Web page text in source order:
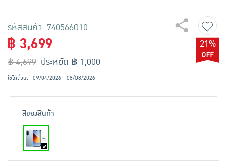
รหัสสินค้า 740566010
฿ 3,699
฿ 4,699
21%
ประหยัด ฿ 1,000
ใช้ได้ตั้งแต่ 09/04/2026 - 08/08/2026
สีของสินค้า